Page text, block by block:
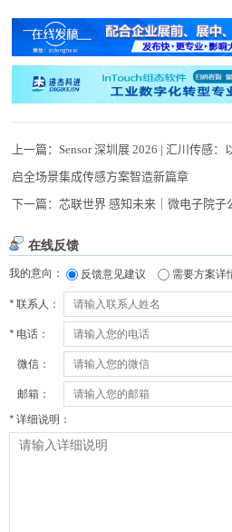
上一篇： Sensor 深圳展 2026 | 汇川传感
启全场景集成传感方案智造新篇章
下一篇：芯联世界 感知未来｜微电子院子